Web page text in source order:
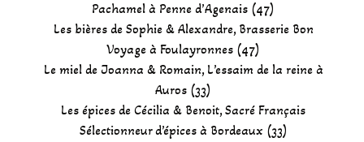
Pachamel à Penne d’Agenais (47)
Les bières de Sophie & Alexandre, Brasserie Bon
Voyage à Foulayronnes (47)
Le miel de Joanna & Romain, L’essaim de la reine à
Auros (33)
Les épices de Cécilia & Benoit, Sacré Français
Sélectionneur d’épices à Bordeaux (33)